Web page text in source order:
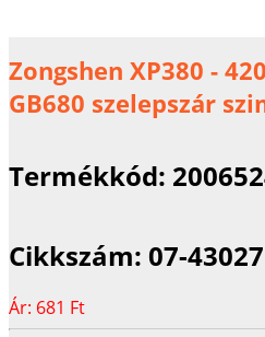
Zongshen XP380 -
GB680 szelepszár
Termékkód:
Cikkszám: 07-43027
Ár: 681 Ft